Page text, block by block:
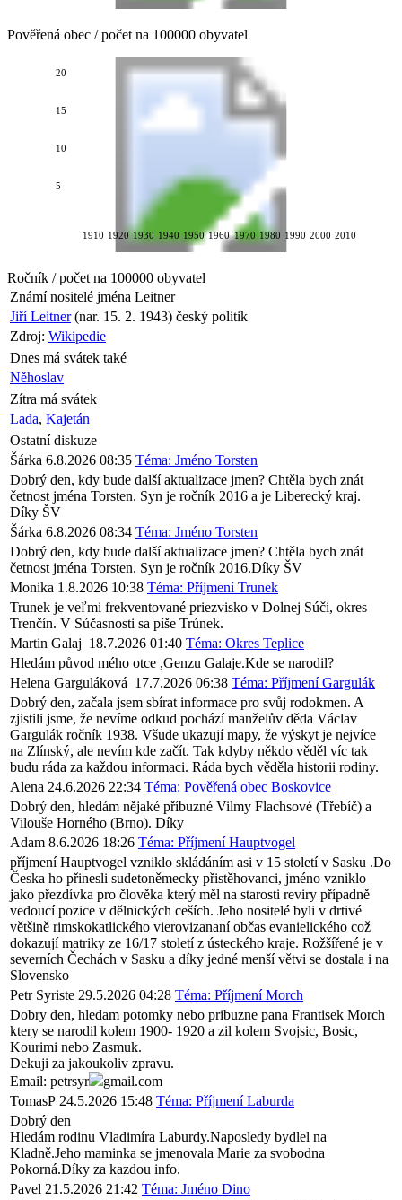
Pověřená obec / počet na 100000 obyvatel
1910 1920 1930 1940 1950 1960 1970 1980 1990 2000 2010
5
10
15
20
Ročník / počet na 100000 obyvatel
Známí nositelé jména Leitner
Jiří Leitner(nar. 15. 2. 1943) český politik
Zdroj: Wikipedie
Dnes má svátek také
Něhoslav
Zítra má svátek
Lada, Kajetán
Ostatní diskuze
Šárka 6.8.2026 08:35 Téma: Jméno Torsten
Dobrý den, kdy bude další aktualizace jmen? Chtěla bych znát
četnost jména Torsten. Syn je ročník 2016 a je Liberecký kraj.
Díky ŠV
Šárka 6.8.2026 08:34 Téma: Jméno Torsten
Dobrý den, kdy bude další aktualizace jmen? Chtěla bych znát
četnost jména Torsten. Syn je ročník 2016.Díky ŠV
Monika 1.8.2026 10:38 Téma: Příjmení Trunek
Trunek je veľmi frekventované priezvisko v Dolnej Súči, okres
Trenčín. V Súčasnosti sa píše Trúnek.
Martin Galaj 18.7.2026 01:40 Téma: Okres Teplice
Hledám původ mého otce ,Genzu Galaje.Kde se narodil?
Helena Garguláková 17.7.2026 06:38 Téma: Příjmení Gargulák
Dobrý den, začala jsem sbírat informace pro svůj rodokmen. A
zjistili jsme, že nevíme odkud pochází manželův děda Václav
Gargulák ročník 1938. Všude ukazují mapy, že výskyt je nejvíce
na Zlínský, ale nevím kde začít. Tak kdyby někdo věděl víc tak
budu ráda za každou informaci. Ráda bych věděla historii rodiny.
Alena 24.6.2026 22:34 Téma: Pověřená obec Boskovice
Dobrý den, hledám nějaké příbuzné Vilmy Flachsové (Třebíč) a
Vilouše Horného (Brno). Díky
Adam 8.6.2026 18:26 Téma: Příjmení Hauptvogel
příjmení Hauptvogel vzniklo skládáním asi v 15 století v Sasku .Do
Česka ho přinesli sudetoněmecky přistěhovanci, jméno vzniklo
jako přezdívka pro člověka který měl na starosti reviry případně
vedoucí pozice v dělnických ceších. Jeho nositelé byli v drtivé
většině rimskokatlického vierovizananí občas evanielického což
dokazují matriky ze 16/17 století z ústeckého kraje. Rožšířené je v
severních Čechách v Sasku a díky jedné menší větvi se dostala i na
Slovensko
Petr Syriste 29.5.2026 04:28 Téma: Příjmení Morch
Dobry den, hledam potomky nebo pribuzne pana Frantisek Morch
ktery se narodil kolem 1900- 1920 a zil kolem Svojsic, Bosic,
Kourimi nebo Zasmuk.
Dekuji za jakoukoliv zpravu.
Email: petrsyr
gmail.com
TomasP 24.5.2026 15:48 Téma: Příjmení Laburda
Dobrý den
Hledám rodinu Vladimíra Laburdy.Naposledy bydlel na
Kladně.Jeho maminka se jmenovala Marie za svobodna
Pokorná.Díky za kazdou info.
Pavel 21.5.2026 21:42 Téma: Jméno Dino